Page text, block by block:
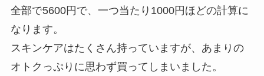
全部で5600円で、一つ当たり1000円ほどの計算に
なります。
スキンケアはたくさん持っていますが、あまりの
オトクっぷりに思わず買ってしまいました。